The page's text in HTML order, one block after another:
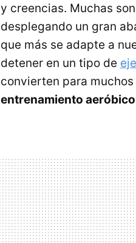
y creencias. Muchas
desplegando un gran
que más se adapte a
detener en un tipo de
convierten para
entrenamiento